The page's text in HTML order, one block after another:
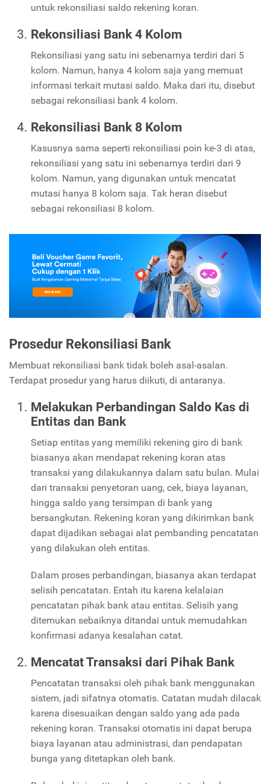
untuk rekonsiliasi saldo rekening koran.
Rekonsiliasi Bank 4 Kolom
Rekonsiliasi yang satu ini sebenarnya terdiri dari 5
kolom. Namun, hanya 4 kolom saja yang memuat
informasi terkait mutasi saldo. Maka dari itu, disebut
sebagai rekonsiliasi bank 4 kolom.
Rekonsiliasi Bank 8 Kolom
Kasusnya sama seperti rekonsiliasi poin ke-3 di atas,
rekonsiliasi yang satu ini sebenarnya terdiri dari 9
kolom. Namun, yang digunakan untuk mencatat
mutasi hanya 8 kolom saja. Tak heran disebut
sebagai rekonsiliasi 8 kolom.
Prosedur Rekonsiliasi Bank
Membuat rekonsiliasi bank tidak boleh asal-asalan.
Terdapat prosedur yang harus diikuti, di antaranya.
Melakukan Perbandingan Saldo Kas di
Entitas dan Bank
Setiap entitas yang memiliki rekening giro di bank
biasanya akan mendapat rekening koran atas
transaksi yang dilakukannya dalam satu bulan. Mulai
dari transaksi penyetoran uang, cek, biaya layanan,
hingga saldo yang tersimpan di bank yang
bersangkutan. Rekening koran yang dikirimkan bank
dapat dijadikan sebagai alat pembanding pencatatan
yang dilakukan oleh entitas.
Dalam proses perbandingan, biasanya akan terdapat
selisih pencatatan. Entah itu karena kelalaian
pencatatan pihak bank atau entitas. Selisih yang
ditemukan sebaiknya ditandai untuk memudahkan
konfirmasi adanya kesalahan catat.
Mencatat Transaksi dari Pihak Bank
Pencatatan transaksi oleh pihak bank menggunakan
sistem, jadi sifatnya otomatis. Catatan mudah dilacak
karena disesuaikan dengan saldo yang ada pada
rekening koran. Transaksi otomatis ini dapat berupa
biaya layanan atau administrasi, dan pendapatan
bunga yang ditetapkan oleh bank.